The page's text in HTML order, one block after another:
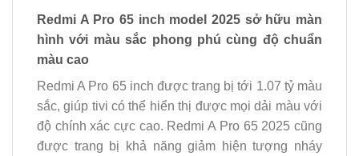
Redmi A Pro 65 inch model 2025 sở hữu màn
hình với màu sắc phong phú cùng độ chuẩn
màu cao
Redmi A Pro 65 inch được trang bị tới 1.07 tỷ màu
sắc, giúp tivi có thể hiển thị được mọi dải màu với
độ chính xác cực cao. Redmi A Pro 65 2025 cũng
được trang bị khả năng giảm hiện tượng nháy